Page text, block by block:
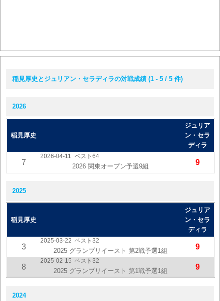
稲見厚史とジュリアン・セラディラの対戦成績 (1 - 5 / 5 件)
2026
稲見厚史
ジュリア
ン・セラ
ディラ
7
2026-04-11 ベスト64
2026 関東オープン予選9組 9
2025
稲見厚史
ジュリア
ン・セラ
ディラ
3
2025-03-22 ベスト32
2025 グランプリイースト 第2戦予選1組 9
8
2025-02-15 ベスト32
2025 グランプリイースト 第1戦予選1組 9
2024